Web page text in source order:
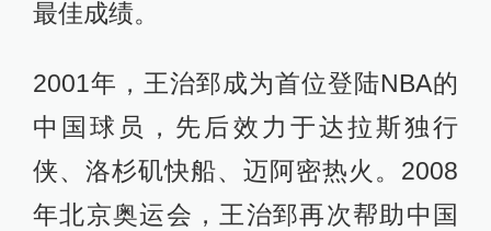
最佳成绩。
2001年，王治郅成为首位登陆NBA的
中国球员，先后效力于达拉斯独行
侠、洛杉矶快船、迈阿密热火。2008
年北京奥运会，王治郅再次帮助中国